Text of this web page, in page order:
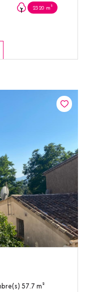
2320 m²
Appartement 3 pièce(s) 2 chambre(s) 57.7 m²